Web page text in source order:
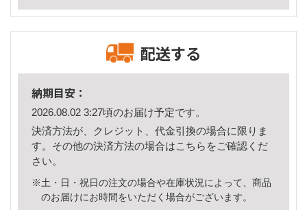
配送する
納期目安：
2026.08.02 3:27頃のお届け予定です。
決済方法が、クレジット、代金引換の場合に限りま
す。その他の決済方法の場合はこちら をご確認くだ
さい。
※土・日・祝日の注文の場合や在庫状況によって、商品
のお届けにお時間をいただく場合がございます。